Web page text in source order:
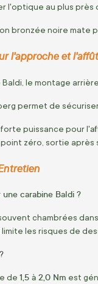
l'optique au plus
bronzée noire
l'approche et
Baldi, le montage
permet de
puissance pour l'
zéro, sortie après
carabine Baldi ?
chambrées
les risques de
de 1,5 à 2,0 Nm est